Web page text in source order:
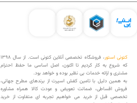
کتونی استور
، فروشگاه تخصصی آنلاین کتونی است. از سال 1398
که شروع به کار کردیم تا اکنون، اصل اساسی ما حفظ احترام
مشتری و ارائه خدمات بی نظیر بوده و خواهد بود.
به همین دلیل با تامین کفش اسپرت از برندهای مطرح جهانی،
فروش اقساطی، ضمانت تعویض و عودت کالا همراه مشاوره
تخصصی قبل از خرید می خواهیم تجربه ای متفاوت از خرید